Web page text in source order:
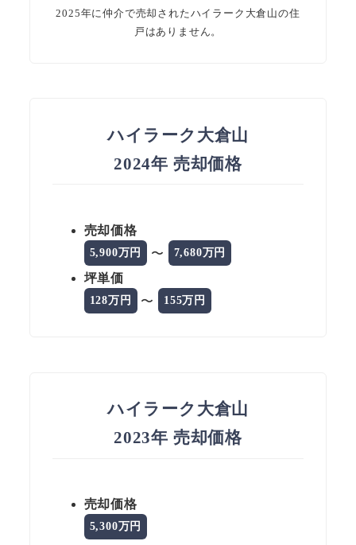
2025年に仲介で売却されたハイラーク大倉山の住
戸はありません。
ハイラーク大倉山
2024年 売却価格
売却価格
5,900万円 〜 7,680万円
坪単価
128万円 〜 155万円
ハイラーク大倉山
2023年 売却価格
売却価格
5,300万円